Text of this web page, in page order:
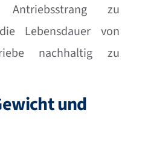
zu
Lebensdauer von
nachhaltig zu
und